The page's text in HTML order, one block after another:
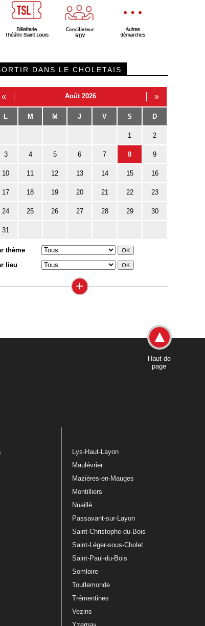
DANS LE CHOLETAIS
« Août 2026 »
L M M J V S D
1 2
3 4 5 6 7 8 9
10 11 12 13 14 15 16
17 18 19 20 21 22 23
24 25 26 27 28 29 30
31
thème
lieu
+
Haut de
page
Lys-Haut-Layon
Maulévrier
Mazières-en-Mauges
Montilliers
Nuaillé
Passavant-sur-Layon
Saint-Christophe-du-Bois
Saint-Léger-sous-Cholet
Saint-Paul-du-Bois
Somloire
Toutlemonde
Trémentines
Vezins